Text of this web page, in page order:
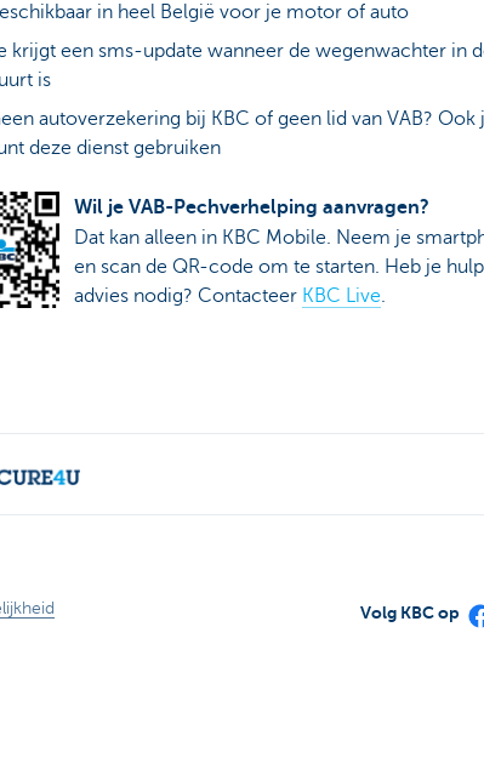
in heel België voor je motor of auto
krijgt een sms-update wanneer de wegenwachter in
is
autoverzekering bij KBC of geen lid van VAB? Ook
deze dienst gebruiken
Wil je VAB-Pechverhelping aanvragen?
Dat kan alleen in KBC Mobile. Neem je
en scan de QR-code om te starten. Heb je
advies nodig? Contacteer KBC Live.
Volg KBC op